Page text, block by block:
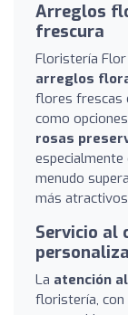
Arreglos
frescura
Floristería
arreglos
flores frescas
como
rosas
menudo
más
Servicio al
La atención
floristería, con